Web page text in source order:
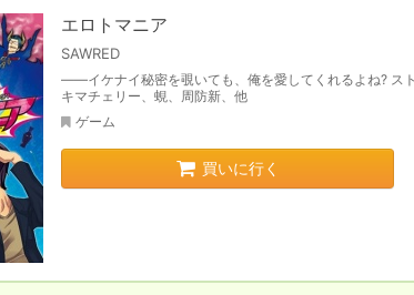
エロトマニア
SAWRED
――イケナイ秘密を覗いても、俺を愛してくれるよね?
キマチェリー、蜆、周防新、他
ゲーム
買いに行く